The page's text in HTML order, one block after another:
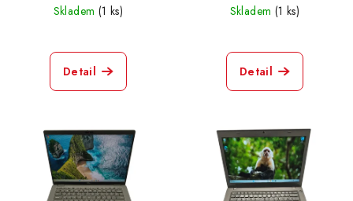
Skladem (1 ks)
Detail
Skladem (1 ks)
Detail